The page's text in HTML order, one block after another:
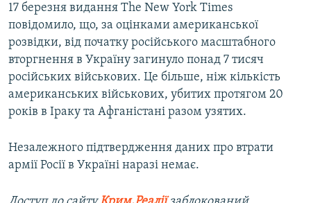
17 березня видання The New York Times
повідомило, що, за оцінками американської
розвідки, від початку російського масштабного
вторгнення в Україну загинуло понад 7 тисяч
російських військових. Це більше, ніж кількість
американських військових, убитих протягом 20
років в Іраку та Афганістані разом узятих.
Незалежного підтвердження даних про втрати
армії Росії в Україні наразі немає.